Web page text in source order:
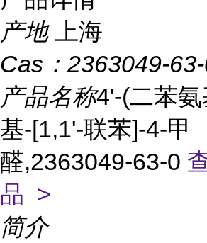
产地
上海
Cas： 2363049-
产品名称4'-(二苯
基-[1,1'-联苯]-4-甲
醛,2363049-63-0
品 >
简介